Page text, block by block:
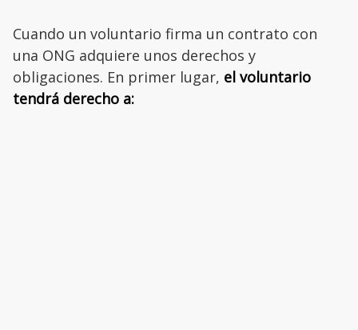
Cuando un voluntario firma un contrato con
una ONG adquiere unos derechos y
obligaciones. En primer lugar, el voluntario
tendrá derecho a: